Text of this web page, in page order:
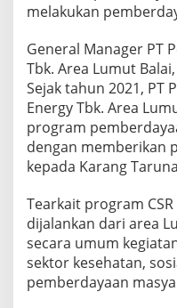
melakukan
General Manager PT
Tbk. Area Lumut
Sejak tahun 2021, PT
Energy Tbk. Area
program
dengan memberikan
kepada Karang
Tearkait program
dijalankan dari area
secara umum
sektor kesehatan,
pemberdayaan